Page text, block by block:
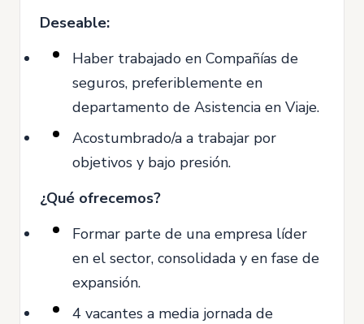
Deseable:
Haber trabajado en Compañías de
seguros, preferiblemente en
departamento de Asistencia en Viaje.
Acostumbrado/a a trabajar por
objetivos y bajo presión.
¿Qué ofrecemos?
Formar parte de una empresa líder
en el sector, consolidada y en fase de
expansión.
4 vacantes a media jornada de